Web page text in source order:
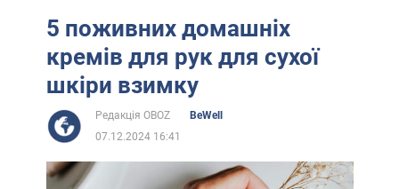
5 поживних домашніх
кремів для рук для сухої
шкіри взимку
Редакція OBOZ
BeWell
07.12.2024 16:41